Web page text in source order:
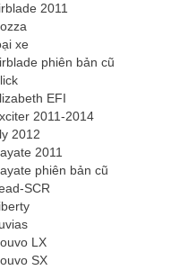
2011
xe
phiên bản cũ
EFI
2011-2014
2012
2011
phiên bản cũ
SCR
LX
SX